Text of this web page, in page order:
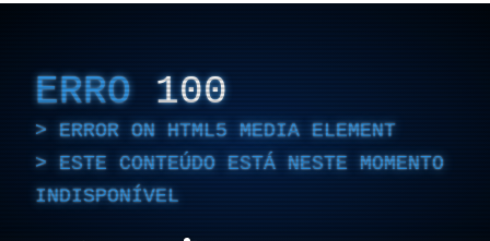
ERRO 100
ERROR ON HTML5 MEDIA ELEMENT
ESTE CONTEÚDO ESTÁ NESTE MOMENTO
INDISPONÍVEL